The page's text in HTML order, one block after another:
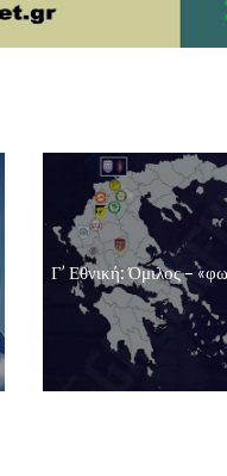
Γ’ Εθνική: Όμιλος –